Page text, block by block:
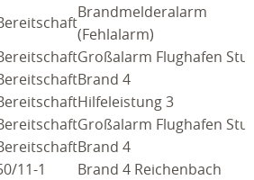
TERMINE
& KURSE
KONTAKT
Brandmelderalarm
(Fehlalarm)
Großalarm Flughafen
Brand 4
Hilfeleistung 3
Großalarm Flughafen
Brand 4
11-1
Brand 4 Reichenbach